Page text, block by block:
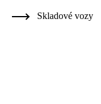
Skladové vozy